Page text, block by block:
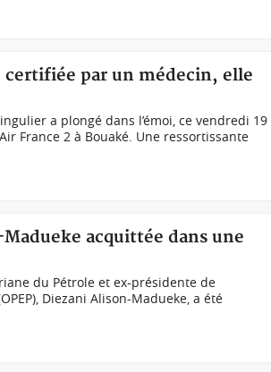
par un médecin, elle
a plongé dans l’émoi, ce vendredi 19
France 2 à Bouaké. Une ressortissante
acquittée dans une
du Pétrole et ex-présidente de
Diezani Alison-Madueke, a été